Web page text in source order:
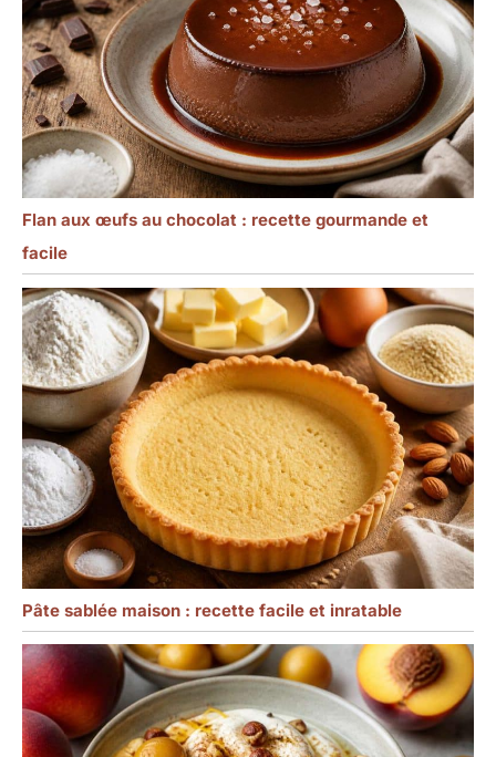
Flan aux œufs au chocolat : recette gourmande et
facile
Pâte sablée maison : recette facile et inratable